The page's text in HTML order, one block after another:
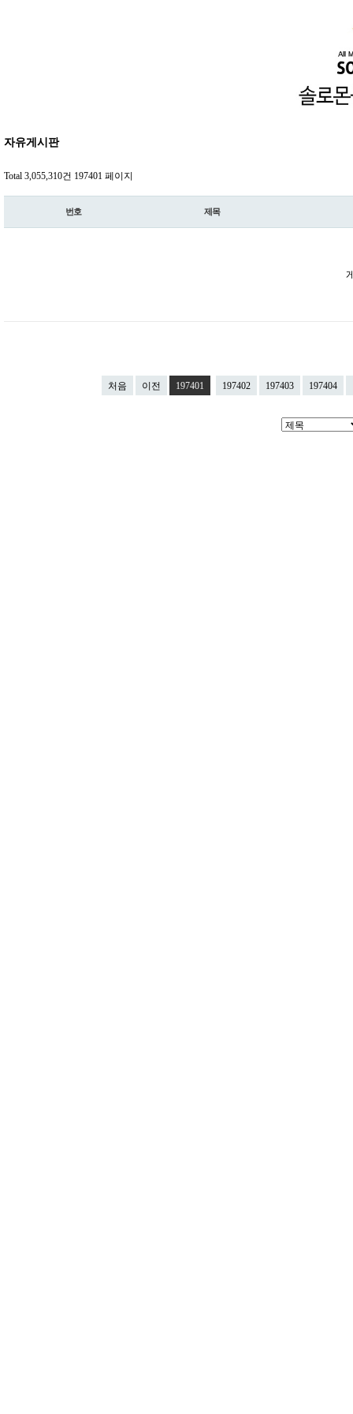
자유게시판
Total 3,055,310건 197401 페이지
번호 제목
처음 이전 197401 197402 197403 197404